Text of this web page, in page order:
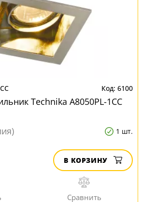
6100
Technika A8050PL-1CC
1 шт.
В КОРЗИНУ